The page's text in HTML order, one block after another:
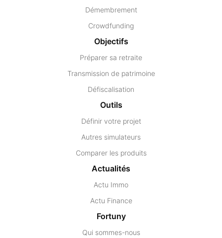
Démembrement
Crowdfunding
Objectifs
Préparer sa retraite
Transmission de patrimoine
Défiscalisation
Outils
Définir votre projet
Autres simulateurs
Comparer les produits
Actualités
Actu Immo
Actu Finance
Fortuny
Qui sommes-nous